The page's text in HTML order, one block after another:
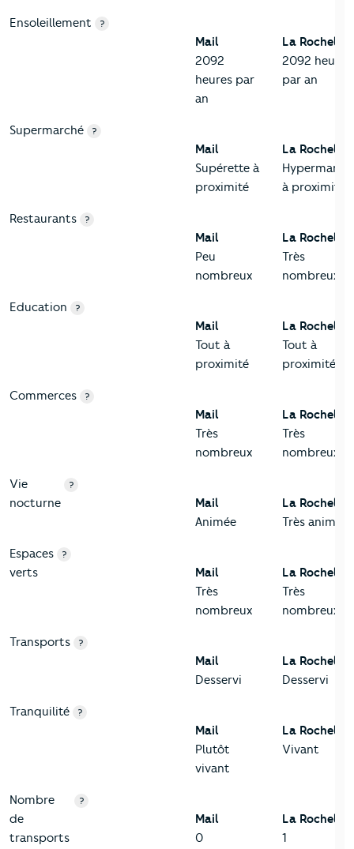
Ensoleillement ?
Mail
2092
heures par
an
La Rochelle
2092 heures
par an
Supermarché ?
Mail
Supérette à
proximité
La Rochelle
à proximité
Restaurants ?
Mail
Peu
nombreux
La Rochelle
Très
nombreux
Education ?
Mail
Tout à
proximité
La Rochelle
Tout à
proximité
Commerces ?
Mail
Très
nombreux
La Rochelle
Très
nombreux
Vie
nocturne
?
Mail
Animée
La Rochelle
Très animée
Espaces
verts
?
Mail
Très
nombreux
La Rochelle
Très
nombreux
Transports ?
Mail
Desservi
La Rochelle
Desservi
Tranquilité ?
Mail
Plutôt
vivant
La Rochelle
Vivant
Nombre
de
transports
?
Mail
0
La Rochelle
1